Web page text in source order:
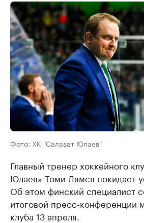
Фото: ХК "Салават Юлаев"
Главный тренер хоккейного
Юлаев» Томи Лямся покидает
Об этом финский специалист
итоговой пресс-конференции
клуба 13 апреля.